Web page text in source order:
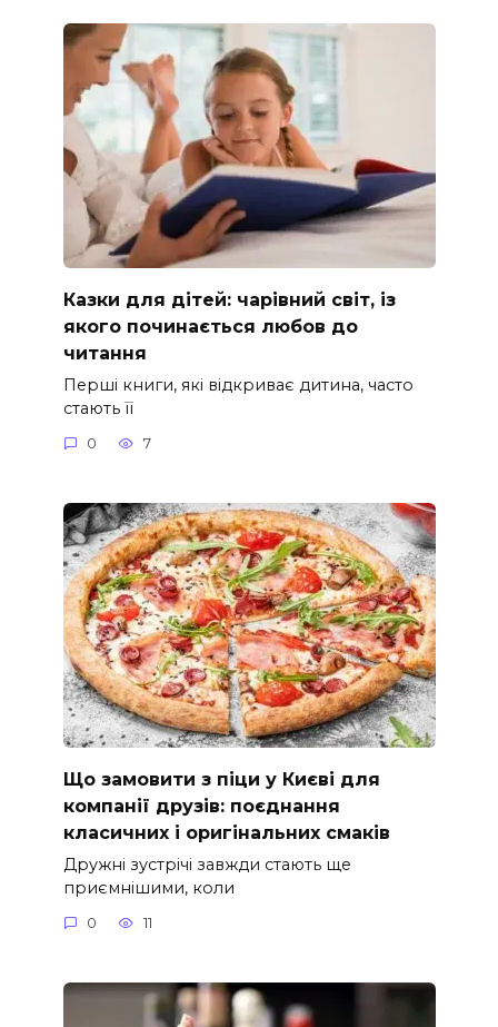
Казки для дітей: чарівний світ, із
якого починається любов до
читання
Перші книги, які відкриває дитина, часто
стають її
0 7
Що замовити з піци у Києві для
компанії друзів: поєднання
класичних і оригінальних смаків
Дружні зустрічі завжди стають ще
приємнішими, коли
0 11